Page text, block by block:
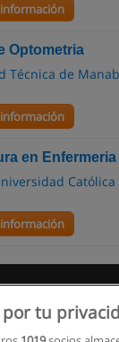
Optometria
Técnica de
en Enfermeria
tu